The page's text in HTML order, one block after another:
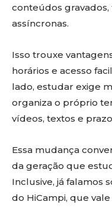
conteúdos gravados,
assíncronas.
Isso trouxe
horários e acesso
lado, estudar exige
organiza o próprio
vídeos, textos e
Essa mudança
da geração que
Inclusive, já falamos
do HiCampi, que vale